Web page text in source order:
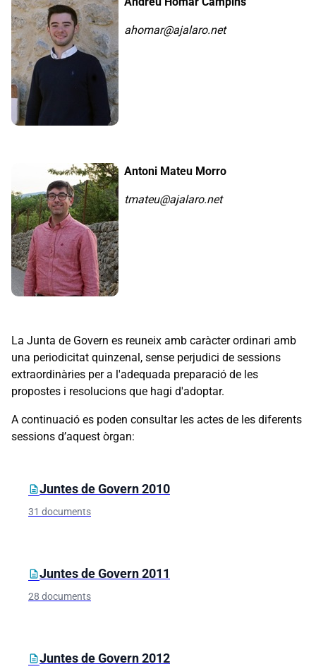
ahomar@ajalaro.net
Antoni Mateu Morro
tmateu@ajalaro.net
La Junta de Govern es reuneix amb caràcter ordinari amb
una periodicitat quinzenal, sense perjudici de sessions
extraordinàries per a l'adequada preparació de les
propostes i resolucions que hagi d'adoptar.
A continuació es poden consultar les actes de les diferents
sessions d’aquest òrgan:
descriptionJuntes de Govern 2010
31 documents
descriptionJuntes de Govern 2011
28 documents
descriptionJuntes de Govern 2012